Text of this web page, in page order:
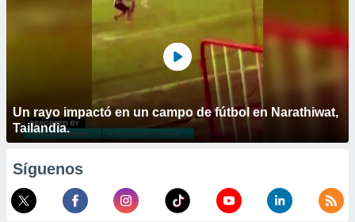
Un rayo impactó en un campo de fútbol en Narathiwat,
Tailandia.
Síguenos